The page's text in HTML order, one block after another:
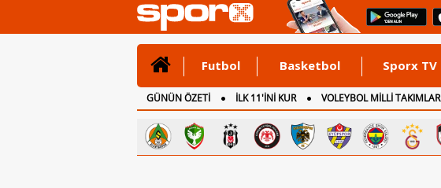
Futbol Basketbol Sporx TV
GÜNÜN ÖZETİ İLK 11'İNİ KUR VOLEYBOL MİLLİ TAKIMLAR
CANLI ANLATIM
İNGİLTERE